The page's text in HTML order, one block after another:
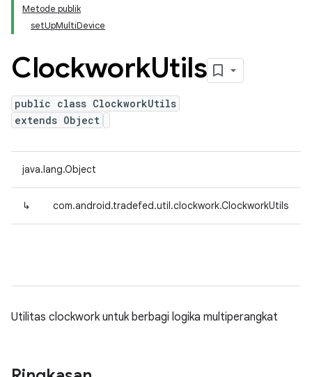
Metode publik
setUpMultiDevice
ClockworkUtils
public class ClockworkUtils
extends Object
java.lang.Object
↳ com.android.tradefed.util.clockwork.ClockworkUtils
Utilitas clockwork untuk berbagi logika multiperangkat